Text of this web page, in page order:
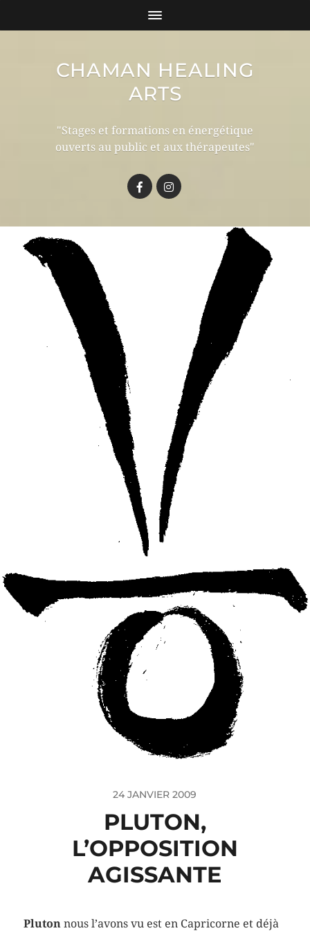
CHAMAN HEALING
ARTS
"Stages et formations en énergétique
ouverts au public et aux thérapeutes"
24 JANVIER 2009
PLUTON,
L’OPPOSITION
AGISSANTE
Plutonnous l’avons vu est en Capricorne et déjà